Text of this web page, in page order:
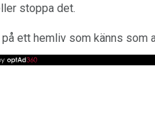
stoppa det.
ett hemliv som känns som